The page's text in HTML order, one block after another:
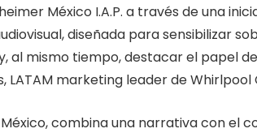
México I.A.P. a través de una
diseñada para sensibilizar
al mismo tiempo, destacar el papel
LATAM marketing leader de
combina una narrativa con el